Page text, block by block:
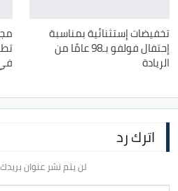
تخفيضات إستثنائية بمناسبة
إحتفال فولفو بـ98 عامًا من
الريادة
اترك رد
لن يتم نشر عنوان